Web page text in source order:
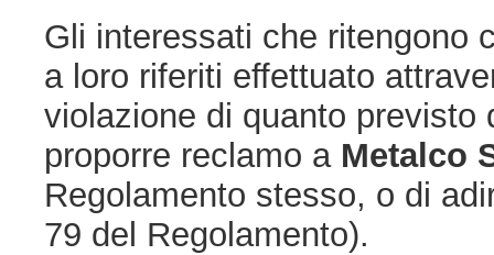
Gli interessati che ritengono
a loro riferiti effettuato
violazione di quanto previsto
proporre reclamo a Metalco
Regolamento stesso, o di
79 del Regolamento).